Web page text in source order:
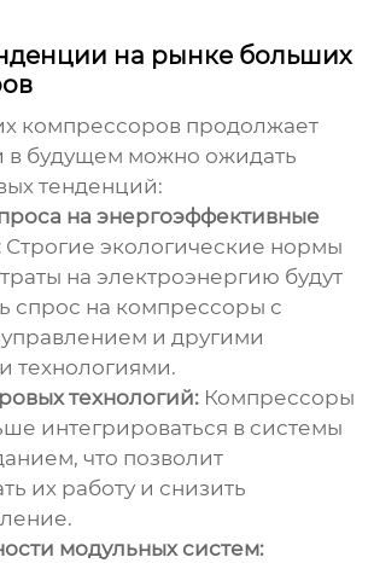
на рынке больших
компрессоров продолжает
в будущем можно ожидать
тенденций:
на энергоэффективные
Строгие экологические нормы
на электроэнергию будут
спрос на компрессоры с
и другими
технологиями.
технологий: Компрессоры
интегрироваться в системы
что позволит
их работу и снизить
модульных систем: